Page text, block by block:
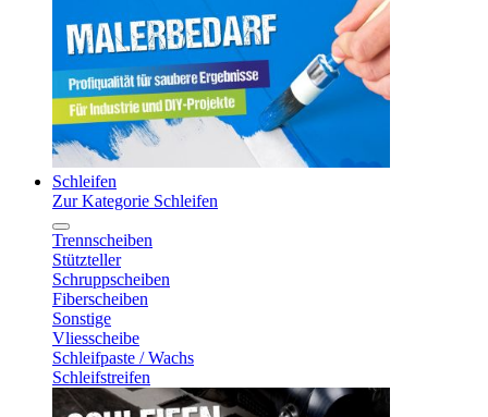
Schleifen
Zur Kategorie Schleifen
Trennscheiben
Stützteller
Schruppscheiben
Fiberscheiben
Sonstige
Vliesscheibe
Schleifpaste / Wachs
Schleifstreifen